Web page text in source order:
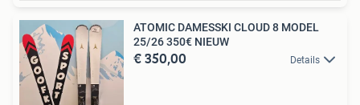
ATOMIC DAMESSKI CLOUD 8 MODEL
25/26 350€ NIEUW
€ 350,00 Details